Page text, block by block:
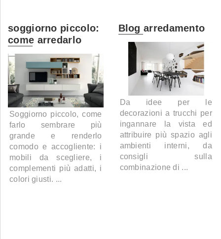
soggiorno piccolo:
come arredarlo
Soggiorno piccolo, come
farlo sembrare più
grande e renderlo
comodo e accogliente: i
mobili da scegliere, i
complementi più adatti, i
colori giusti. ...
Blog arredamento
Da idee per le
decorazioni a trucchi per
ingannare la vista ed
attribuire più spazio agli
ambienti interni, da
consigli sulla
combinazione di ...